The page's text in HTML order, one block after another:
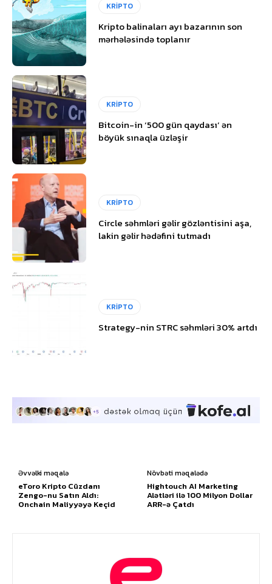
KRİPTO
Kripto balinaları ayı bazarının son
mərhələsində toplanır
KRİPTO
Bitcoin-in ‘500 gün qaydası’ ən
böyük sınaqla üzləşir
KRİPTO
Circle səhmləri gəlir gözləntisini aşa,
lakin gəlir hədəfini tutmadı
KRİPTO
Strategy-nin STRC səhmləri 30% artdı
Əvvəlki məqalə
eToro Kripto Cüzdanı
Zengo-nu Satın Aldı:
Onchain Maliyyəyə Keçid
Növbəti məqalədə
Hightouch AI Marketing
Alətləri ilə 100 Milyon Dollar
ARR-ə Çatdı